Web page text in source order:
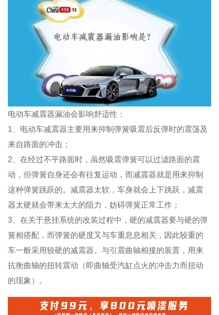
电动车减震器漏油会影响舒适性：
1、电动车减震器主要用来抑制弹簧吸震后反弹时的震荡及
来自路面的冲击；
2、在经过不平路面时，虽然吸震弹簧可以过滤路面的震
动，但弹簧自身还会有往复运动，而减震器就是用来抑制
这种弹簧跳跃的。减震器太软，车身就会上下跳跃，减震
器太硬就会带来太大的阻力，妨碍弹簧正常工作；
3、在关于悬挂系统的改装过程中，硬的减震器要与硬的弹
簧相搭配，而弹簧的硬度又与车重息息相关，因此较重的
车一般采用较硬的减震器。与引震曲轴相接的装置，用来
抗衡曲轴的扭转震动（即曲轴受汽缸点火的冲击力而扭动
的现象）。